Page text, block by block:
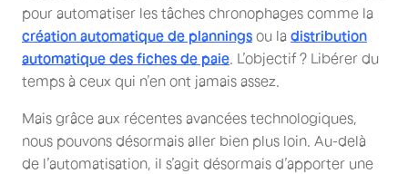
pour automatiser les tâches chronophages comme la
création automatique de plannings ou la distribution
automatique des fiches de paie . L’objectif ? Libérer du
temps à ceux qui n’en ont jamais assez.
Mais grâce aux récentes avancées technologiques,
nous pouvons désormais aller bien plus loin. Au-delà
de l’automatisation, il s’agit désormais d’apporter une